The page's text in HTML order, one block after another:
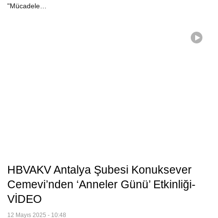
"Mücadele…
HBVAKV Antalya Şubesi Konuksever
Cemevi’nden ‘Anneler Günü’ Etkinliği-
VİDEO
12 Mayıs 2025 - 10:48